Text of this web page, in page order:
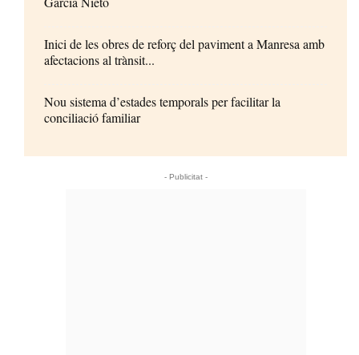
Inici de les obres de reforç del paviment a Manresa amb
afectacions al trànsit...
Nou sistema d’estades temporals per facilitar la
conciliació familiar
- Publicitat -